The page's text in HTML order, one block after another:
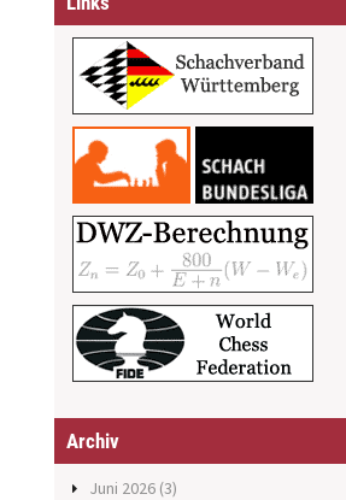
Archiv
Juni 2026 (3)